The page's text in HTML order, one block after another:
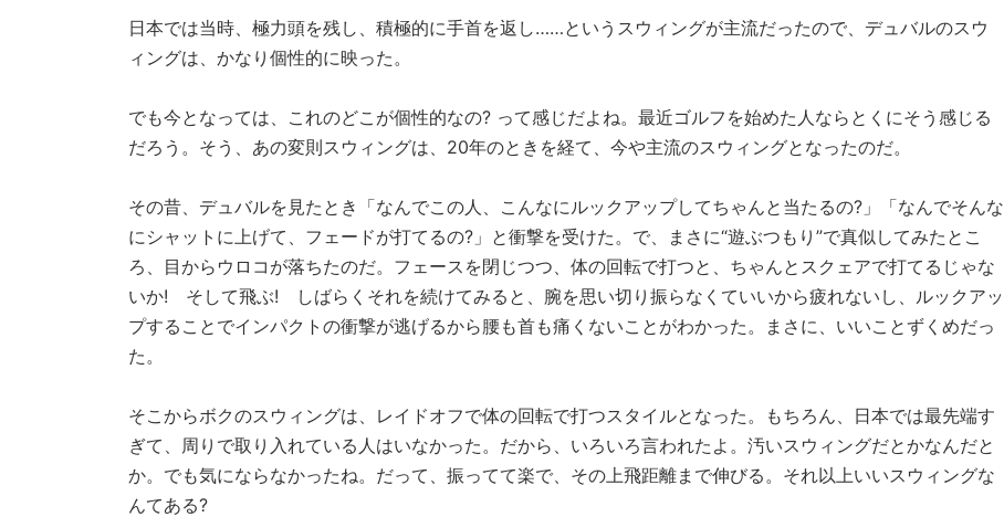
日本では当時、極力頭を残し、積極的に手首を返し……というスウィングが主流だったので、デュバルのスウ
ィングは、かなり個性的に映った。
でも今となっては、これのどこが個性的なの? って感じだよね。最近ゴルフを始めた人ならとくにそう感じる
だろう。そう、あの変則スウィングは、20年のときを経て、今や主流のスウィングとなったのだ。
その昔、デュバルを見たとき「なんでこの人、こんなにルックアップしてちゃんと当たるの?」「なんでそんな
にシャットに上げて、フェードが打てるの?」と衝撃を受けた。で、まさに“遊ぶつもり”で真似してみたとこ
ろ、目からウロコが落ちたのだ。フェースを閉じつつ、体の回転で打つと、ちゃんとスクェアで打てるじゃな
いか! そして飛ぶ! しばらくそれを続けてみると、腕を思い切り振らなくていいから疲れないし、ルックアッ
プすることでインパクトの衝撃が逃げるから腰も首も痛くないことがわかった。まさに、いいことずくめだっ
た。
そこからボクのスウィングは、レイドオフで体の回転で打つスタイルとなった。もちろん、日本では最先端す
ぎて、周りで取り入れている人はいなかった。だから、いろいろ言われたよ。汚いスウィングだとかなんだと
か。でも気にならなかったね。だって、振ってて楽で、その上飛距離まで伸びる。それ以上いいスウィングな
んてある?